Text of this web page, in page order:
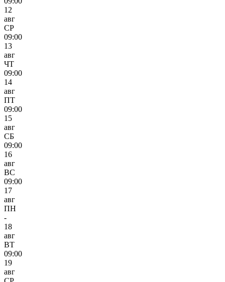
12
авг
СР
09:00
13
авг
ЧТ
09:00
14
авг
ПТ
09:00
15
авг
СБ
09:00
16
авг
ВС
09:00
17
авг
ПН
-
18
авг
ВТ
09:00
19
авг